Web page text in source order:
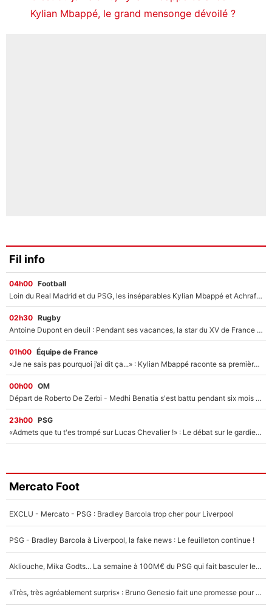
Kylian Mbappé, le grand mensonge dévoilé ?
Fil info
04h00 Football
Loin du Real Madrid et du PSG, les inséparables Kylian Mbappé et Achraf Hakimi changent d'équipe le temps d'une journée !
02h30 Rugby
Antoine Dupont en deuil : Pendant ses vacances, la star du XV de France a perdu sa grand-mère
01h00 Équipe de France
«Je ne sais pas pourquoi j’ai dit ça...» : Kylian Mbappé raconte sa première rencontre avec Zinédine Zidane (et c’est très drôle)
00h00 OM
Départ de Roberto De Zerbi - Medhi Benatia s'est battu pendant six mois pour le retenir à l'OM, le PSG a été le naufrage de trop : «Je pars avec toi»
23h00 PSG
«Admets que tu t'es trompé sur Lucas Chevalier !» : Le débat sur le gardien du PSG vire au clash à l'After Foot
Mercato Foot
EXCLU - Mercato - PSG : Bradley Barcola trop cher pour Liverpool
PSG - Bradley Barcola à Liverpool, la fake news : Le feuilleton continue !
Akliouche, Mika Godts... La semaine à 100M€ du PSG qui fait basculer le mercato du PSG !
«Très, très agréablement surpris» : Bruno Genesio fait une promesse pour la suite du mercato de l’OM et rassure les supporters